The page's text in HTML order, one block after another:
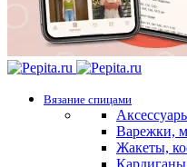
Вязание спицами
Варежки,
Жакеты,
Кардиганы